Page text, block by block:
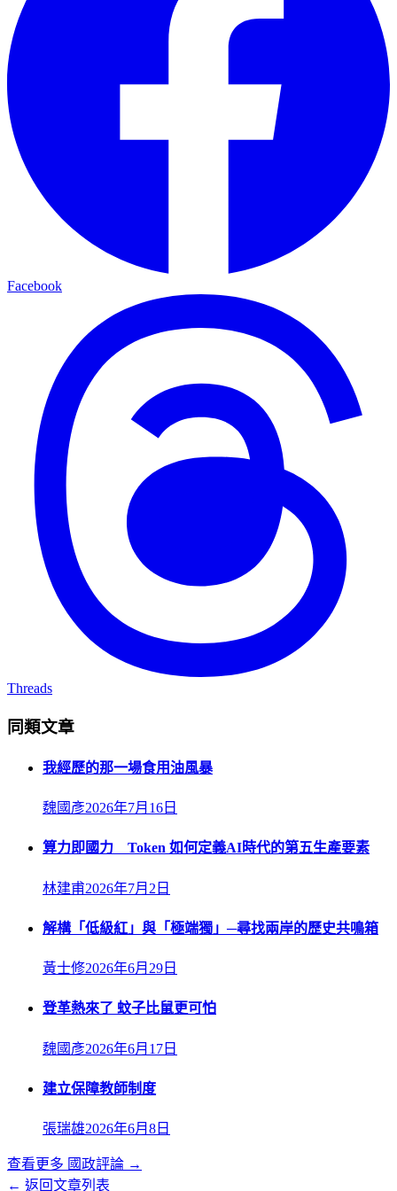
Facebook
Threads
同類文章
我經歷的那一場食用油風暴
魏國彥2026年7月16日
算力即國力 Token 如何定義AI時代的第五生產要素
林建甫2026年7月2日
解構「低級紅」與「極端獨」─尋找兩岸的歷史共鳴箱
黃士修2026年6月29日
登革熱來了 蚊子比鼠更可怕
魏國彥2026年6月17日
建立保障教師制度
張瑞雄2026年6月8日
查看更多 國政評論 →
← 返回文章列表